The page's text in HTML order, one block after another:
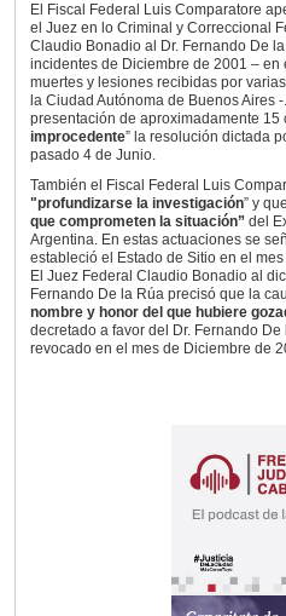
El Fiscal Federal Luis Comparatore
el Juez en lo Criminal y Correccional
Claudio Bonadio al Dr. Fernando De
incidentes de Diciembre de 2001 – en
muertes y lesiones recibidas por
la Ciudad Autónoma de Buenos Aires
presentación de aproximadamente 15
improcedente” la resolución dictada
pasado 4 de Junio.
También el Fiscal Federal Luis
"profundizarse la investigación” y
que comprometen la situación” del
Argentina. En estas actuaciones se
estableció el Estado de Sitio en el
El Juez Federal Claudio Bonadio al
Fernando De la Rúa precisó que la
nombre y honor del que hubiere
decretado a favor del Dr. Fernando
revocado en el mes de Diciembre de